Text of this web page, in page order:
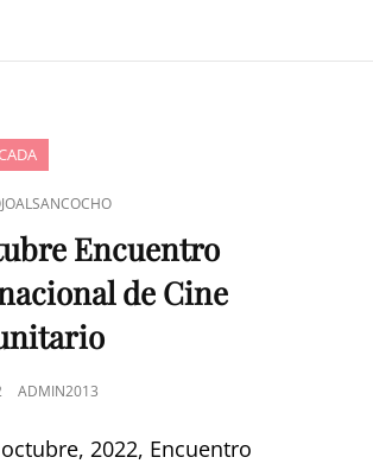
Encuentro
de Cine
ADMIN2013
2022, Encuentro